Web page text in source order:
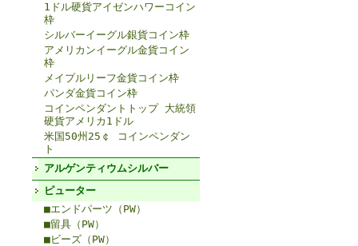
1ドル硬貨アイゼンハワーコイン
枠
シルバーイーグル銀貨コイン枠
アメリカンイーグル金貨コイン
枠
メイプルリーフ金貨コイン枠
パンダ金貨コイン枠
コインペンダントトップ 大統領
硬貨アメリカ1ドル
米国50州25￠ コインペンダン
ト
アルゲンティウムシルバー
ピューター
■エンドパーツ（PW）
■留具（PW）
■ビーズ（PW）